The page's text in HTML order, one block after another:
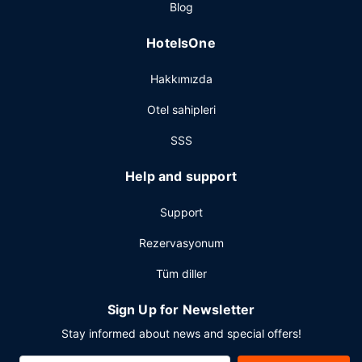
Misafirler için 24 saat açık resepsiyon, valiz dolabı ve
Blog
HotelsOne
Hakkımızda
Otel sahipleri
SSS
Help and support
Support
Rezervasyonum
Tüm diller
Sign Up for Newsletter
Stay informed about news and special offers!